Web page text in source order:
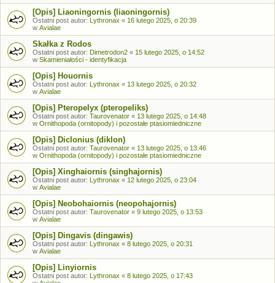
[Opis] Liaoningornis (liaoningornis)
Ostatni post autor: Lythronax « 16 lutego 2025, o 20:39
w Avialae
Skałka z Rodos
Ostatni post autor: Dimetrodon2 « 15 lutego 2025, o 14:52
w Skamieniałości - identyfikacja
[Opis] Houornis
Ostatni post autor: Lythronax « 13 lutego 2025, o 20:32
w Avialae
[Opis] Pteropelyx (pteropeliks)
Ostatni post autor: Taurovenator « 13 lutego 2025, o 14:48
w Ornithopoda (ornitopody) i pozostałe ptasiomiedniczne
[Opis] Diclonius (diklon)
Ostatni post autor: Taurovenator « 13 lutego 2025, o 13:46
w Ornithopoda (ornitopody) i pozostałe ptasiomiedniczne
[Opis] Xinghaiornis (singhajornis)
Ostatni post autor: Lythronax « 12 lutego 2025, o 23:04
w Avialae
[Opis] Neobohaiornis (neopohajornis)
Ostatni post autor: Taurovenator « 9 lutego 2025, o 13:53
w Avialae
[Opis] Dingavis (dingawis)
Ostatni post autor: Lythronax « 8 lutego 2025, o 20:31
w Avialae
[Opis] Linyiornis
Ostatni post autor: Lythronax « 8 lutego 2025, o 17:43